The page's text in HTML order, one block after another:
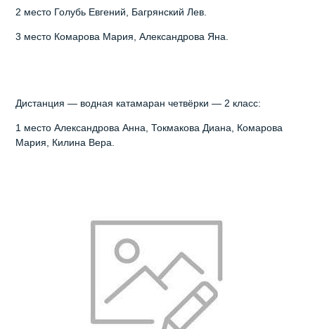
2 место Голубь Евгений, Багрянский Лев.
3 место Комарова Мария, Александрова Яна.
Дистанция — водная катамаран четвёрки — 2 класс:
1 место Александрова Анна, Токмакова Диана, Комарова
Мария, Килина Вера.